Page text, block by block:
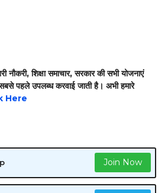
शिक्षा समाचार, सरकार की सभी योजनाएं
पहले उपलब्ध करवाई जाती है। अभी हमारे
Here
Join Now